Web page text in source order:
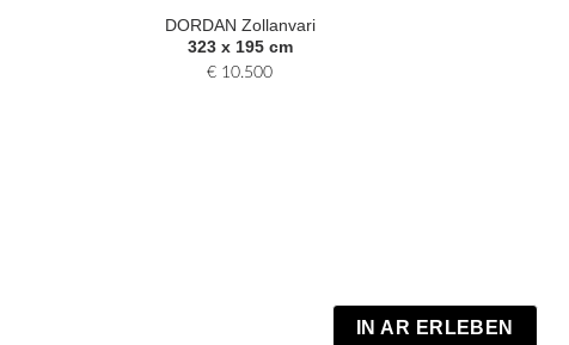
IN AR ERLEBEN
Auswahl
DORDAN Zollanvari
323 x 195 cm
€ 10.500
€690 oder